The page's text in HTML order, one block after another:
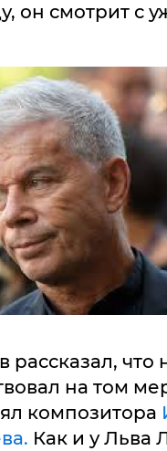
он смотрит с
рассказал, что
на том
композитора
Как и у Льва